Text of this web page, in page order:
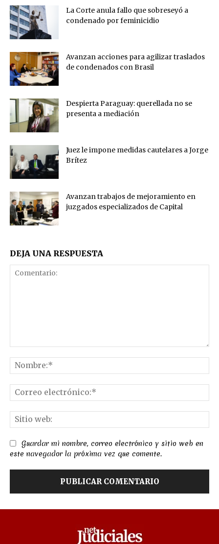
La Corte anula fallo que sobreseyó a
condenado por feminicidio
Avanzan acciones para agilizar traslados
de condenados con Brasil
Despierta Paraguay: querellada no se
presenta a mediación
Juez le impone medidas cautelares a Jorge
Brítez
Avanzan trabajos de mejoramiento en
juzgados especializados de Capital
DEJA UNA RESPUESTA
Guardar mi nombre, correo electrónico y sitio web en
este navegador la próxima vez que comente.